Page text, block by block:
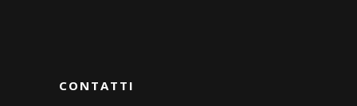
CONTATTI